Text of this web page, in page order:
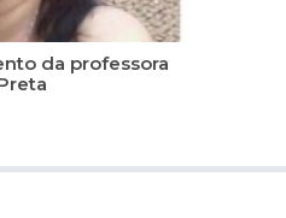
da professora